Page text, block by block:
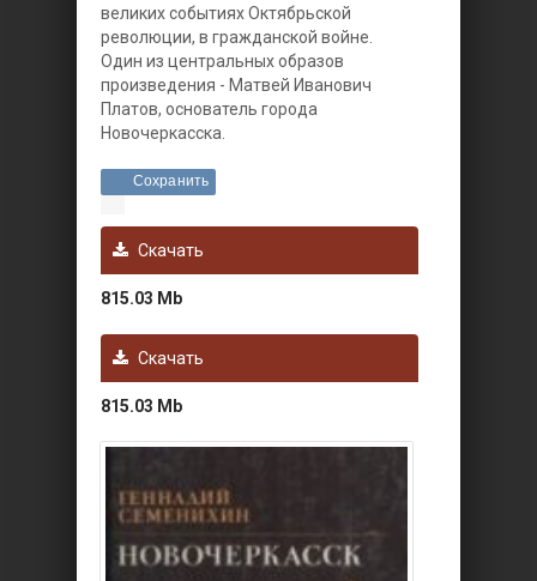
великих событиях Октябрьской
революции, в гражданской войне.
Один из центральных образов
произведения - Матвей Иванович
Платов, основатель города
Новочеркасска.
Сохранить
Скачать
815.03 Mb
Скачать
815.03 Mb